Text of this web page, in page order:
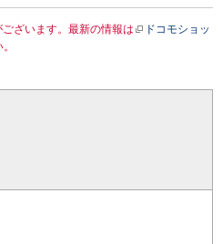
ざいます。最新の情報は
ドコモショッ